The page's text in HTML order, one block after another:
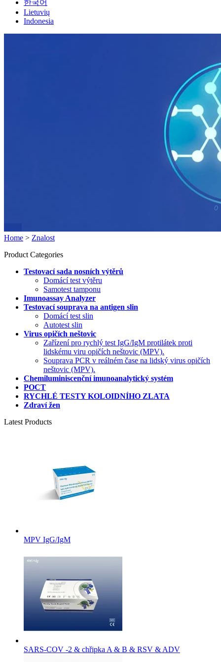
한국어
Lietuvių
Indonesia
Home > Znalost
Product Categories
Testovací sada nosních výtěrů
Domácí test výtěru
Samotest tamponu
Imunoassay Analyzer
Testovací souprava na antigen slin
Domácí test slin
Autotest slin
Virus opičích neštovic
Zařízení pro rychlý test IgG/IgM protilátek proti
lidskému viru opičích neštovic (MPV).
Souprava PCR v reálném čase na lidský virus opičích
neštovic (MPV).
Chemiluminiscenční imunoanalytický systém
POCT
RYCHLÉ TESTY KOLOIDNÍHO ZLATA
Zdraví žen
Latest Products
MPV IgG/IgM
SARS-COV -2 & chřipka A & B & RSV & ADV